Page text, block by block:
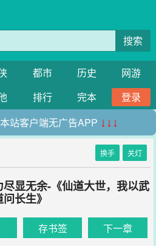
搜索
都市 历史
网游
排行 完本
登录
站客户端无广告APP ↓↓↓
换手 关灯
显无余-《仙道大世，我以武
问长生》
存书签 下一章